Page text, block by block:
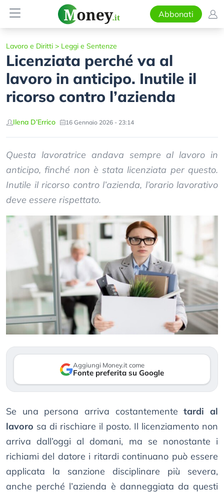
Abbonati
Lavoro e Diritti > Leggi e Sentenze
Licenziata perché va al
lavoro in anticipo. Inutile il
ricorso contro l’azienda
Ilena D’Errico 16 Gennaio 2026 - 23:14
Questa lavoratrice andava sempre al lavoro in
anticipo, finché non è stata licenziata per questo.
Inutile il ricorso contro l’azienda, l’orario lavorativo
deve essere rispettato.
Aggiungi Money.it come
Fonte preferita su Google
Se una persona arriva costantementetardi al
lavoro sa di rischiare il posto. Il licenziamento non
arriva dall’oggi al domani, ma se nonostante i
richiami del datore i ritardi continuano può essere
applicata la sanzione disciplinare più severa,
anche perché l’azienda è danneggiata da questi